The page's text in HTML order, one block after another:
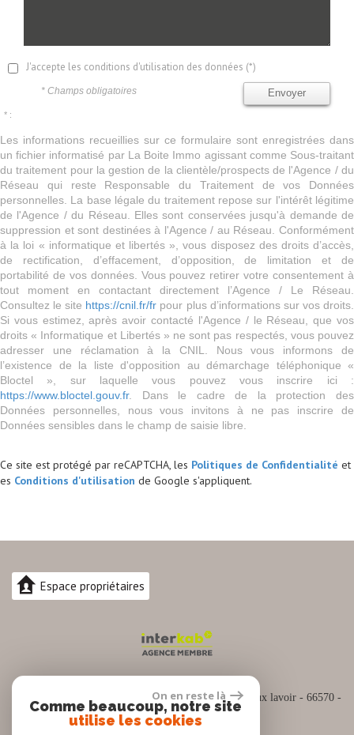
J'accepte les conditions d'utilisation des données (*)
Envoyer
* Champs obligatoires
* :
Les informations recueillies sur ce formulaire sont enregistrées dans
un fichier informatisé par La Boite Immo agissant comme Sous-traitant
du traitement pour la gestion de la clientèle/prospects de l'Agence / du
Réseau qui reste Responsable du Traitement de vos Données
personnelles. La base légale du traitement repose sur l'intérêt légitime
de l'Agence / du Réseau. Elles sont conservées jusqu'à demande de
suppression et sont destinées à l'Agence / au Réseau. Conformément
à la loi « informatique et libertés », vous disposez des droits d’accès,
de rectification, d’effacement, d’opposition, de limitation et de
portabilité de vos données. Vous pouvez retirer votre consentement à
tout moment en contactant directement l’Agence / Le Réseau.
Consultez le site https://cnil.fr/fr pour plus d’informations sur vos droits.
Si vous estimez, après avoir contacté l'Agence / le Réseau, que vos
droits « Informatique et Libertés » ne sont pas respectés, vous pouvez
adresser une réclamation à la CNIL. Nous vous informons de
l’existence de la liste d'opposition au démarchage téléphonique «
Bloctel », sur laquelle vous pouvez vous inscrire ici :
https://www.bloctel.gouv.fr. Dans le cadre de la protection des
Données personnelles, nous vous invitons à ne pas inscrire de
Données sensibles dans le champ de saisie libre.
Ce site est protégé par reCAPTCHA, les Politiques de Confidentialité et
es Conditions d'utilisation de Google s'appliquent.
Espace propriétaires
Espace commercial Cap Sud Rue du vieux lavoir - 66570 -
SAINT NAZAIRE
contact@pro-immo66.fr
On en reste là
Comme beaucoup, notre site
utilise les cookies